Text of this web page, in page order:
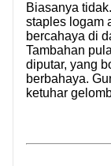
Biasanya
staples logam
bercahaya di
Tambahan
diputar, yang
berbahaya.
ketuhar